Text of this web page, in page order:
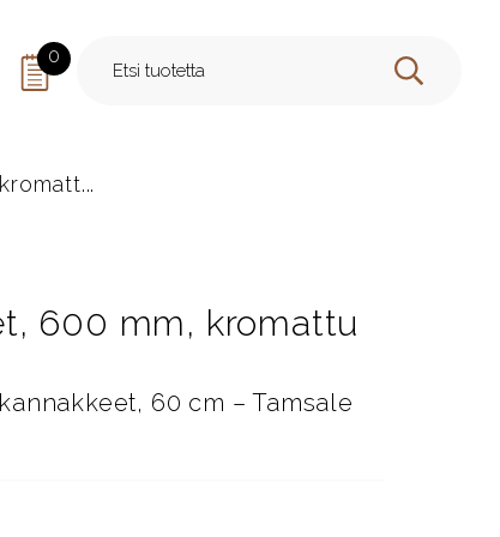
0
HAE
600 mm, kromattu
60 cm – Tamsale